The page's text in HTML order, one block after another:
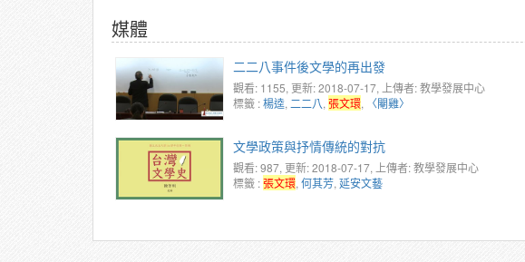
媒體
二二八事件後文學的再出發
觀看: 1155, 更新: 2018-07-17, 上傳者: 教學發展中心
標籤 :楊逵, 二二八, 張文環, 〈閹雞〉
文學政策與抒情傳統的對抗
觀看: 987, 更新: 2018-07-17, 上傳者: 教學發展中心
標籤 :張文環, 何其芳, 延安文藝